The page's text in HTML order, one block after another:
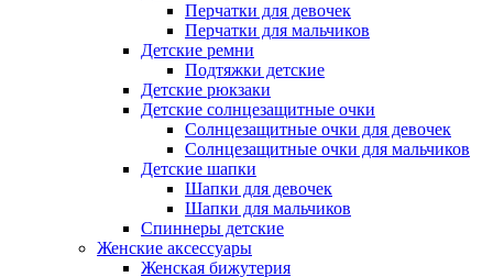
Перчатки для девочек
Перчатки для мальчиков
Детские ремни
Подтяжки детские
Детские рюкзаки
Детские солнцезащитные очки
Солнцезащитные очки для девочек
Солнцезащитные очки для мальчиков
Детские шапки
Шапки для девочек
Шапки для мальчиков
Спиннеры детские
Женские аксессуары
Женская бижутерия